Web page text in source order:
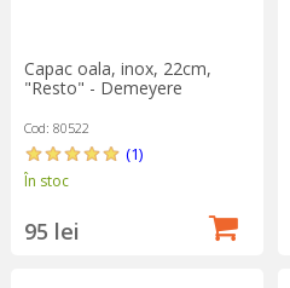
Capac oala, inox, 22cm,
"Resto" - Demeyere
Cod: 80522
(1)
În stoc
95 lei